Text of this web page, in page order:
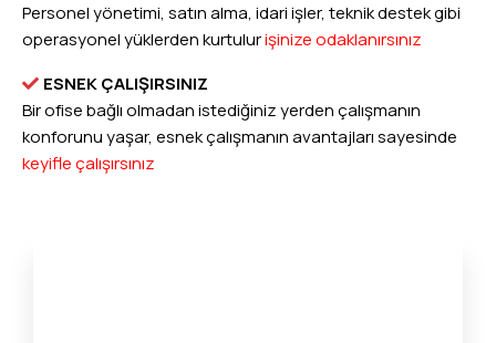
Personel yönetimi, satın alma, idari işler, teknik destek gibi
operasyonel yüklerden kurtulurişinize odaklanırsınız
ESNEK ÇALIŞIRSINIZ
Bir ofise bağlı olmadan istediğiniz yerden çalışmanın
konforunu yaşar, esnek çalışmanın avantajları sayesinde
keyifle çalışırsınız